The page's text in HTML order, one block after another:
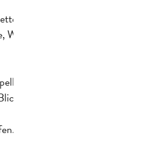
75 Euro.
Blick auf den
100 Euro
auf den Wasserfall.